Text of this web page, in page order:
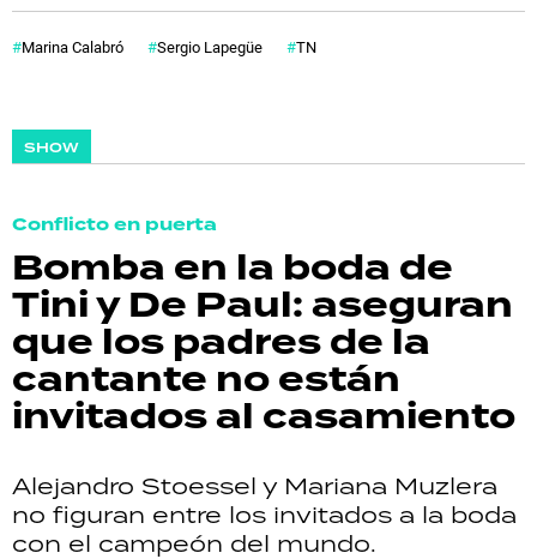
Marina Calabró Sergio Lapegüe TN
SHOW
Conflicto en puerta
Bomba en la boda de
Tini y De Paul: aseguran
que los padres de la
cantante no están
invitados al casamiento
Alejandro Stoessel y Mariana Muzlera
no figuran entre los invitados a la boda
con el campeón del mundo.